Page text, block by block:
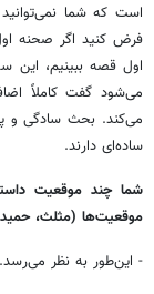
است که شما نمیتوانید
فرض کنید اگر صحنه
اول قصه ببینیم، این
میشود گفت کاملاً
میکند. بحث سادگی و
سادهای دارند.
شما چند موقعیت
موقعیتها (مثلث،
- اینطور به نظر میرسد.